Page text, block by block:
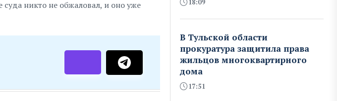
никто не обжаловал, и оно уже
18:09
В Тульской области
прокуратура защитила права
жильцов многоквартирного
дома
17:51